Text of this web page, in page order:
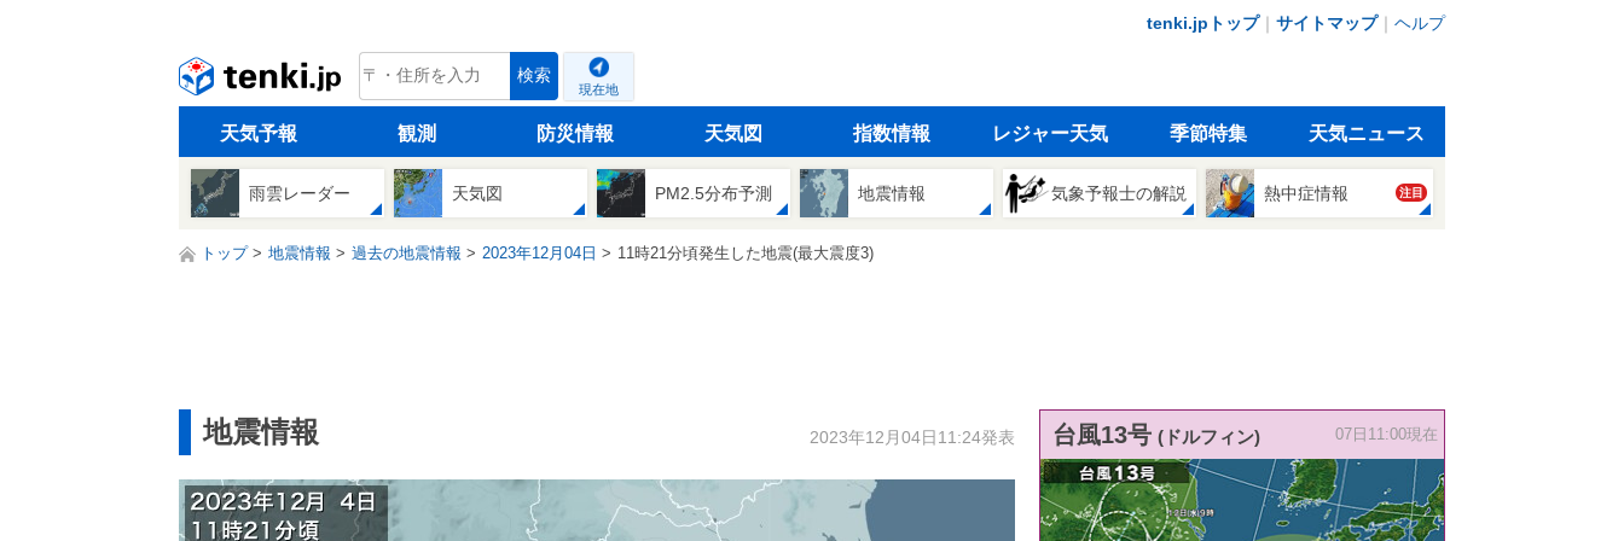
tenki.jpトップ｜ サイトマップ｜ ヘルプ
tenki.jp 検索
現在地
天気予報 観測 防災情報 天気図 指数情報 レジャー天気 季節特集 天気ニュース
雨雲レーダー 天気図 PM2.5分布予測 地震情報 気象予報士の解説 熱中症情報 注目
トップ 地震情報 過去の地震情報 2023年12月04日 11時21分頃発生した地震(最大震度3)
地震情報 2023年12月04日11:24発表 台風13号 (ドルフィン) 07日11:00現在